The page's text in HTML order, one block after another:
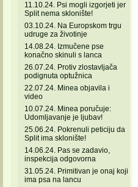
11.10.24. Psi mogli izgorjeti jer
Split nema sklonište!
03.10.24. Na Europskom trgu
udruge za životinje
14.08.24. Izmučene pse
konačno skinuli s lanca
26.07.24. Protiv zlostavljača
podignuta optužnica
22.07.24. Minea objavila i
video
10.07.24. Minea poručuje:
Udomljavanje je ljubav!
25.06.24. Pokrenuli peticiju da
Split ima sklonište!
14.06.24. Pas se zadavio,
inspekcija odgovorna
31.05.24. Primitivan je onaj koji
ima psa na lancu